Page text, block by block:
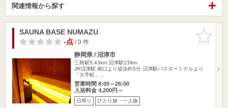
関連情報から探す
お気に入
りに追加
SAUNA BASE NUMAZU
-点/ 0 件
静岡県 / 沼津市
三島駅5.43km 沼津駅239m
JR沼津駅 南口より徒歩約5分 沼津駅バスターミナルより
「大手町」…
営業時間 8:00～26:00
入浴料金 4,200円～
日帰り ひとり旅・一人旅